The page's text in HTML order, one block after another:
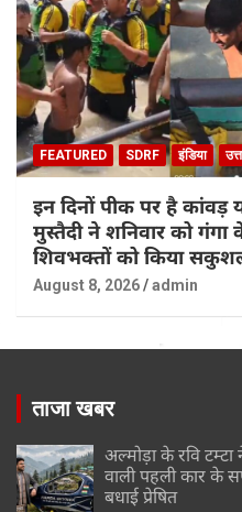
FEATURED SDRF इंडिया
इन दिनों पीक पर है कांवड़
मुस्तैदी ने शनिवार को
शिवभक्तों को किया
August 8, 2026 admin
ताजा खबर
अल्मोड़ा के रवि
वाली पहली कार के
बधाई प्रेषित